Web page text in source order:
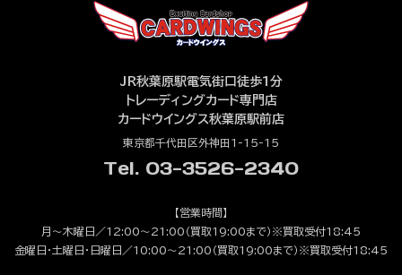
JR秋葉原駅電気街口徒歩1分
トレーディングカード専門店
カードウイングス秋葉原駅前店
東京都千代田区外神田1-15-15
Tel. 03-3526-2340
【営業時間】
月～木曜日／12:00～21:00（買取19:00まで）※買取受付18:45
金曜日・土曜日・日曜日／10:00～21:00（買取19:00まで）※買取受付18:45